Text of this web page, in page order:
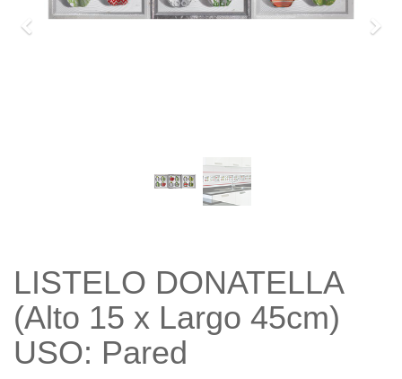
LISTELO DONATELLA
(Alto 15 x Largo 45cm)
USO: Pared